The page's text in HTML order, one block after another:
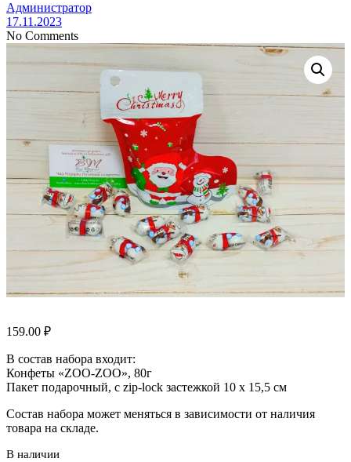
Администратор
17.11.2023
No Comments
159.00 ₽
В состав набора входит:
Конфеты «ZOO-ZOO», 80г
Пакет подарочный, с zip-lock застежкой 10 х 15,5 см
Состав набора может меняться в зависимости от наличия
товара на складе.
В наличии